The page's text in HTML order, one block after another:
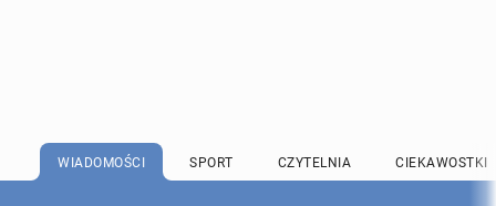
WIADOMOŚCI SPORT CZYTELNIA CIEKAWOSTKI